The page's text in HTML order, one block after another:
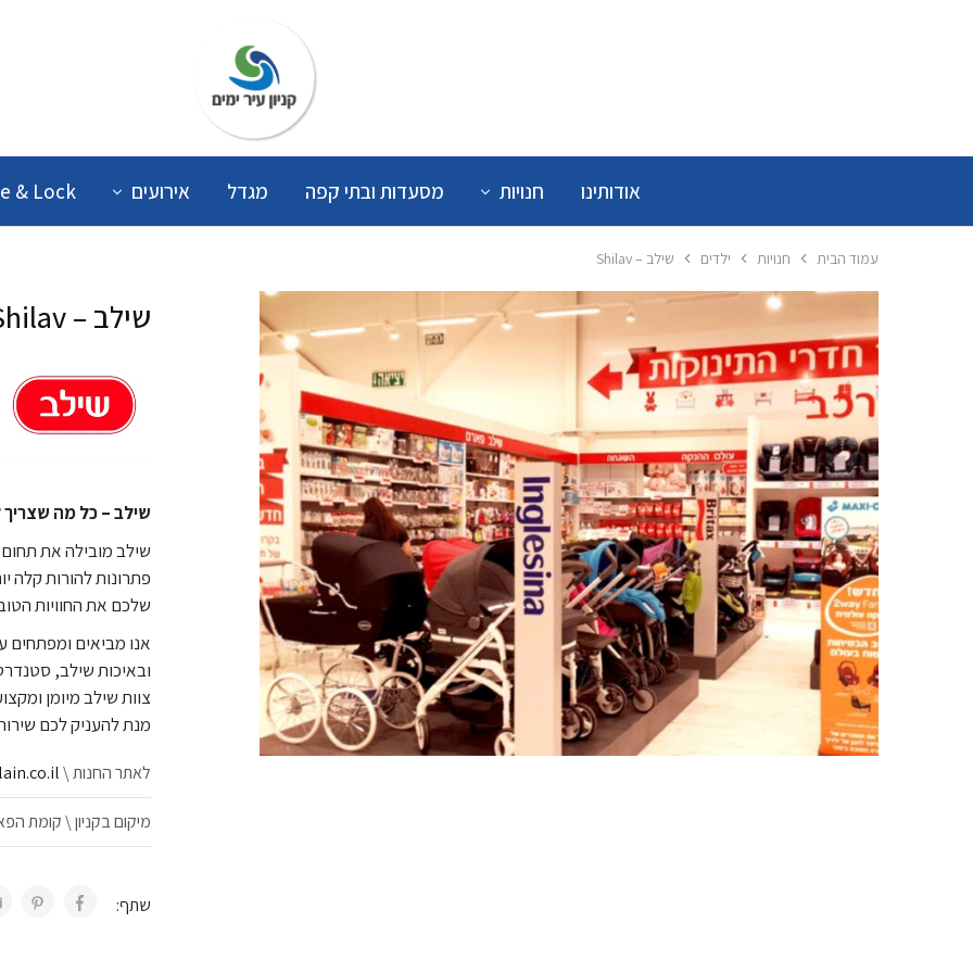
קניון
עיר
ימים
אודותינו חנויות מסעדות ובתי קפה מגדל אירועים & Lock
עמוד הבית חנויות ילדים שילב – Shilav
שילב – Shilav
שילב – כל מה שצריך
פתרונות להורות קלה
שלכם את החוויות
אנו מביאים ומפתחים
ובאיכות שילב,
צוות שילב מיומן
מנת להעניק לכם שירות
לאתר החנות \www.darlain.co.il
מיקום בקניון \ קומת
שתף: